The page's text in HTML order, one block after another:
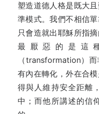
塑造道德人格是既大
準模式。我們不相信
只會造就出耶穌所指
最厭惡的是這
（transformation）
有內在轉化，外在合
得與人維持安全距離
中；而他所講述的信